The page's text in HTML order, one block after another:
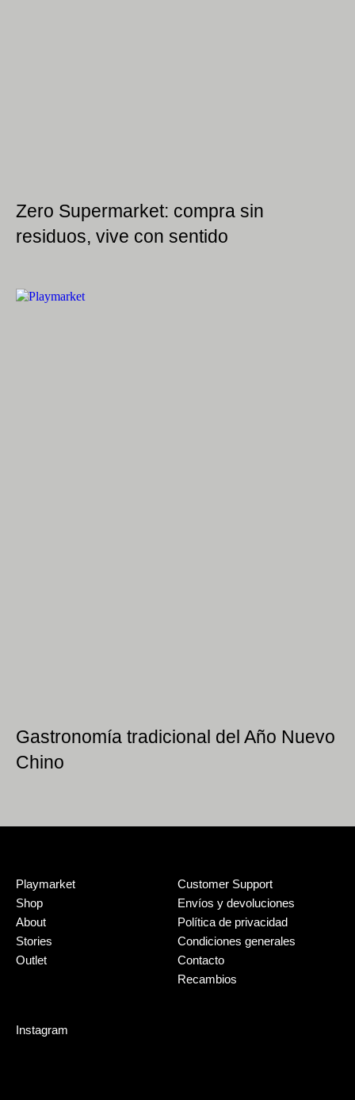
Zero Supermarket: compra sin
residuos, vive con sentido
Gastronomía tradicional del Año Nuevo
Chino
Playmarket
Shop
About
Stories
Outlet
Customer Support
Envíos y devoluciones
Política de privacidad
Condiciones generales
Contacto
Recambios
Instagram